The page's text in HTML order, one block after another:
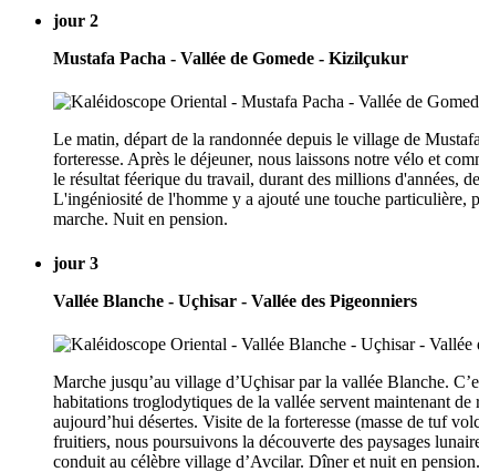
jour 2
Mustafa Pacha - Vallée de Gomede - Kizilçukur
Le matin, départ de la randonnée depuis le village de
forteresse. Après le déjeuner, nous laissons notre vélo et
le résultat féerique du travail, durant des millions d'années,
L'ingéniosité de l'homme y a ajouté une touche particulière,
marche. Nuit en pension.
jour 3
Vallée Blanche - Uçhisar - Vallée des Pigeonniers
Marche jusqu’au village d’Uçhisar par la vallée Blanche.
habitations troglodytiques de la vallée servent maintenant de
aujourd’hui désertes. Visite de la forteresse (masse de tuf
fruitiers, nous poursuivons la découverte des paysages
conduit au célèbre village d’Avcilar. Dîner et nuit en